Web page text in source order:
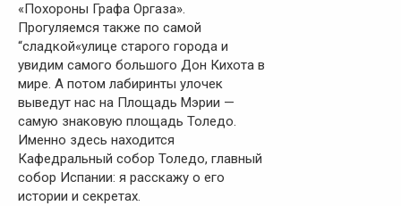
«Похороны Графа Оргаза».
Прогуляемся также по самой
“сладкой«улице старого города и
увидим самого большого Дон Кихота в
мире. А потом лабиринты улочек
выведут нас на Площадь Мэрии —
самую знаковую площадь Толедо.
Именно здесь находится
Кафедральный собор Толедо, главный
собор Испании: я расскажу о его
истории и секретах.